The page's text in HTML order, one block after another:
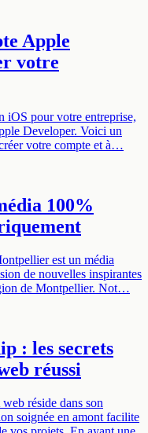
Apple
votre
iOS pour votre entreprise,
Developer. Voici un
votre compte et à…
100%
est un média
de nouvelles inspirantes
de Montpellier. Not…
: les secrets
réussi
réside dans son
soignée en amont facilite